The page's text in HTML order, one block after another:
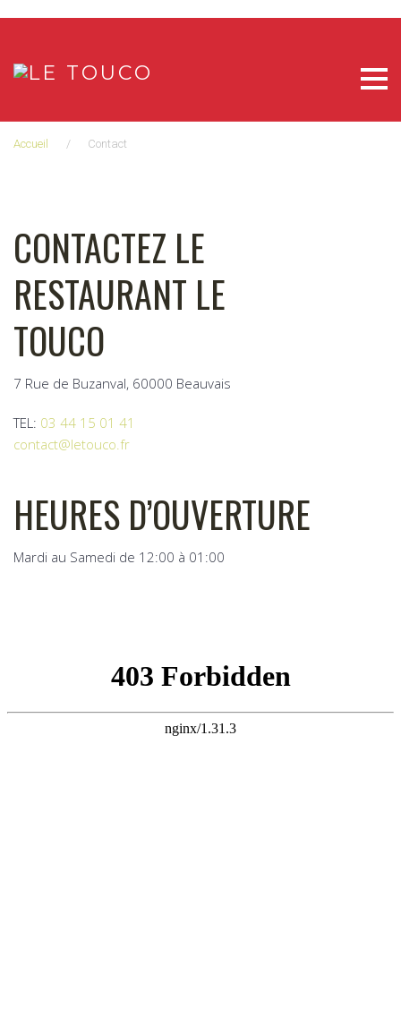
Accueil / Contact
CONTACTEZ LE
RESTAURANT LE
TOUCO
7 Rue de Buzanval, 60000 Beauvais
TEL: 03 44 15 01 41
contact@letouco.fr
HEURES D’OUVERTURE
Mardi au Samedi de 12:00 à 01:00